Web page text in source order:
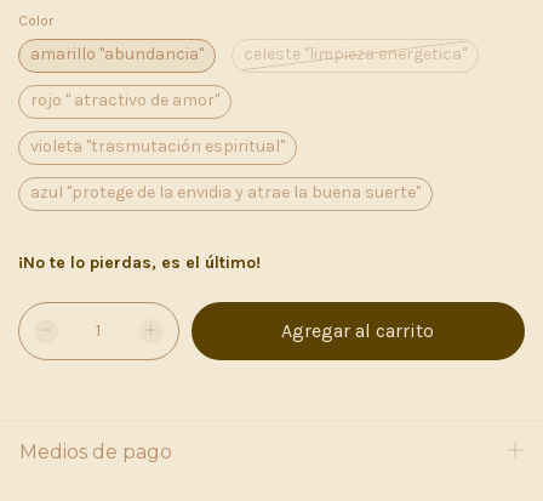
Color
amarillo "abundancia" celeste "limpieza energetica"
rojo " atractivo de amor"
violeta "trasmutación espiritual"
azul "protege de la envidia y atrae la buena suerte"
¡No te lo pierdas, es el último!
Medios de pago